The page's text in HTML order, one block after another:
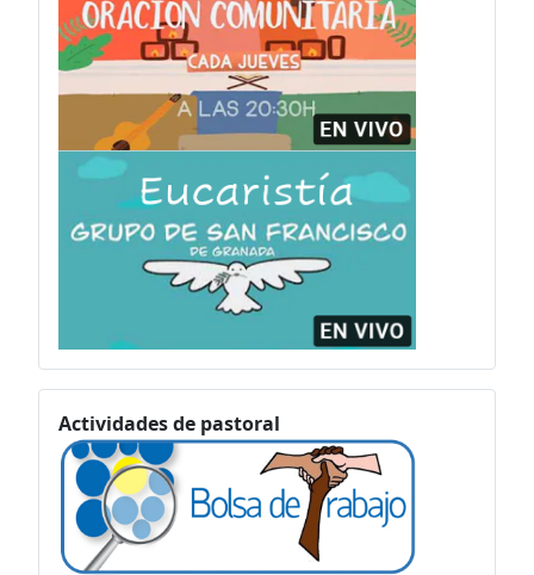
Actividades de pastoral